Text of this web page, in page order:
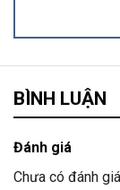
BÌNH LUẬN
Đánh giá
Chưa có đánh